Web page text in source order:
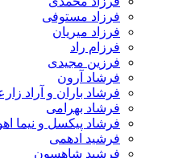
فرزاد مستوفی
فرزاد میریان
فرزام راد
فرزین مجیدی
فرشاد آرون
فرشاد باران و آراد زارعی
فرشاد بهرامی
فرشاد پیکسل و نیما اهورا
فرشید ادهمی
فرشید شاهسون